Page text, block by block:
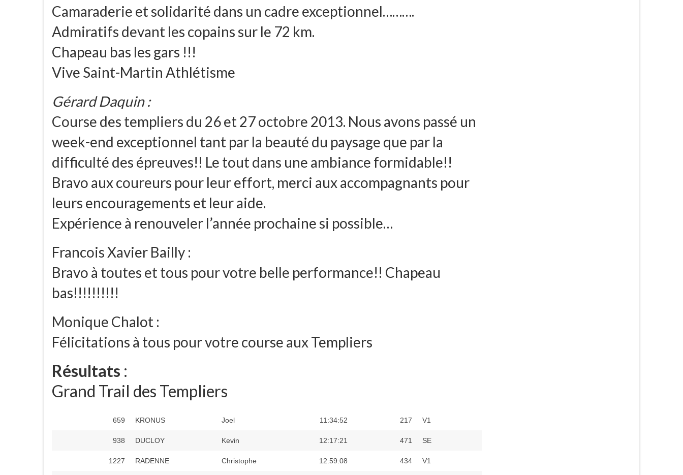
Camaraderie et solidarité dans un cadre exceptionnel……….
Admiratifs devant les copains sur le 72 km.
Chapeau bas les gars !!!
Vive Saint-Martin Athlétisme
Gérard Daquin :
Course des templiers du 26 et 27 octobre 2013. Nous avons passé un
week-end exceptionnel tant par la beauté du paysage que par la
difficulté des épreuves!! Le tout dans une ambiance formidable!!
Bravo aux coureurs pour leur effort, merci aux accompagnants pour
leurs encouragements et leur aide.
Expérience à renouveler l’année prochaine si possible…
Francois Xavier Bailly :
Bravo à toutes et tous pour votre belle performance!! Chapeau
bas!!!!!!!!!!
Monique Chalot :
Félicitations à tous pour votre course aux Templiers
Résultats :
Grand Trail des Templiers
659 KRONUS Joel 11:34:52 217 V1
938 DUCLOY Kevin 12:17:21 471 SE
1227 RADENNE Christophe 12:59:08 434 V1